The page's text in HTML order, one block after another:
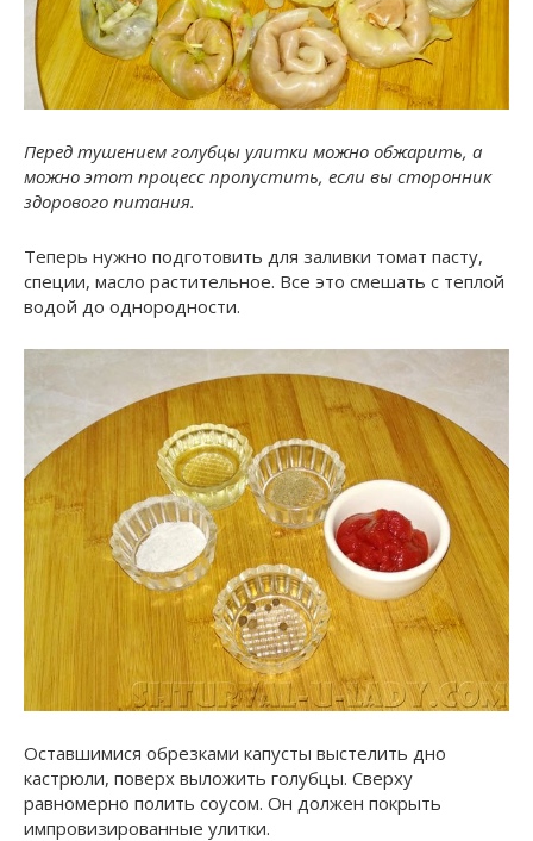
Перед тушением голубцы улитки можно обжарить, а
можно этот процесс пропустить, если вы сторонник
здорового питания.
Теперь нужно подготовить для заливки томат пасту,
специи, масло растительное. Все это смешать с теплой
водой до однородности.
Оставшимися обрезками капусты выстелить дно
кастрюли, поверх выложить голубцы. Сверху
равномерно полить соусом. Он должен покрыть
импровизированные улитки.